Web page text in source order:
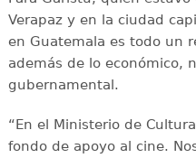
Verapaz y en la ciudad
en Guatemala es todo un
además de lo económico,
gubernamental.
“En el Ministerio de
fondo de apoyo al cine.